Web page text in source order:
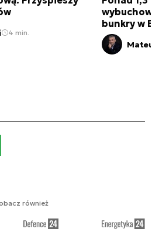
4 min.
bunkry w
również